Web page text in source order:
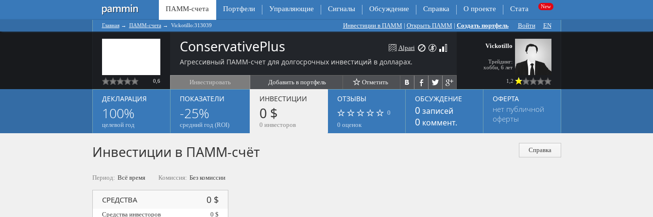
ПАММ-счета Портфели Управляющие Сигналы Обсуждение Справка О проекте Стата
Главная→ ПАММ-счета → Vickotillo:313039 Инвестиции в ПАММ | Открыть ПАММ | Создать портфель Войти EN
0,6
ConservativePlus
Агрессивный ПАММ-счет для долгосрочных инвестиций в долларах.
Alpari
Инвестировать Добавить в портфель Отметить
Vickotillo
Трейдинг:
хобби, 6 лет
1,2
ДЕКЛАРАЦИЯ
100%
целевой год
ПОКАЗАТЕЛИ
-25%
средний год (ROI)
ИНВЕСТИЦИИ
0 $
0 инвесторов
ОТЗЫВЫ
0
0 оценок
ОБСУЖДЕНИЕ
0 записей
0 коммент.
ОФЕРТА
нет публичной
оферты
Справка
Инвестиции в ПАММ-счёт
Период: Всё время Комиссия: Без комиссии
СРЕДСТВА 0 $
Средства инвесторов
0 $